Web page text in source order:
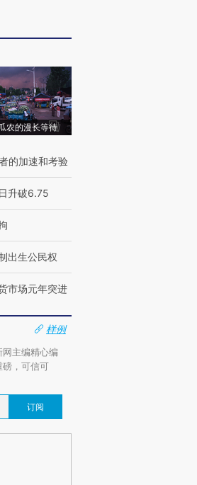
农的漫长等待
的加速和考验
升破6.75
出生公民权
市场元年突进
样例
主编精心编
磅，可信可
订阅